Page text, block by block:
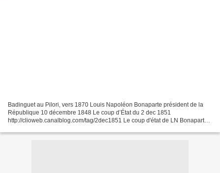
Badinguet au Pilori, vers 1870 Louis Napoléon Bonaparte président de la
République 10 décembre 1848 Le coup d’État du 2 dec 1851
http://clioweb.canalblog.com/tag/2dec1851 Le coup d'état de LN Bonaparte
d'état-de-louis-napoléon-bonaparte-0...